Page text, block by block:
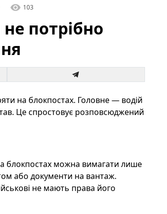
103
потрібно
на блокпостах. Головне — водій
Це спростовує розповсюджений
блокпостах можна вимагати лише
або документи на вантаж.
не мають права його